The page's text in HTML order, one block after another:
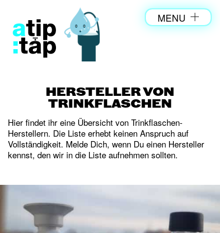
MENU
HERSTELLER VON
TRINKFLASCHEN
Hier findet ihr eine Übersicht von Trinkflaschen-
Herstellern. Die Liste erhebt keinen Anspruch auf
Vollständigkeit. Melde Dich, wenn Du einen Hersteller
kennst, den wir in die Liste aufnehmen sollten.